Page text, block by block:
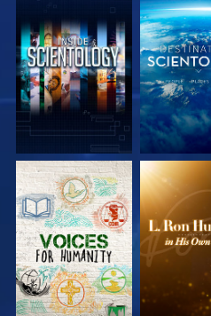
DÉCOUVRIR LES
SÉRIES
DÉCOUVRIR
SÉRIES